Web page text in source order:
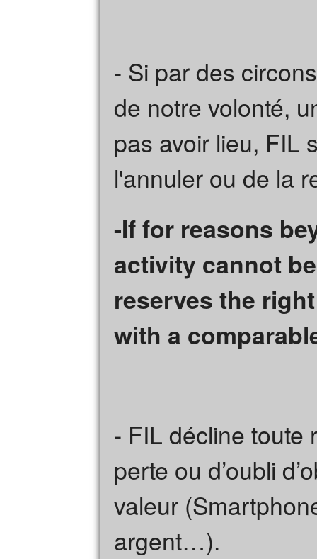
- Si par des
de notre volonté,
pas avoir lieu, FIL
l'annuler ou de la
-If for reasons
activity cannot
reserves the
with a
- FIL décline toute
perte ou d’oubli
valeur
argent…).